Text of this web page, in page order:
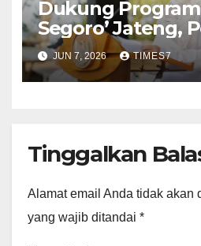
Dukung Program
Segoro’ Jateng,
Kebumen
Penghijauan
JUN 7, 2026 TIMES7
Tinggalkan
Alamat email Anda tidak akan
yang wajib ditandai *